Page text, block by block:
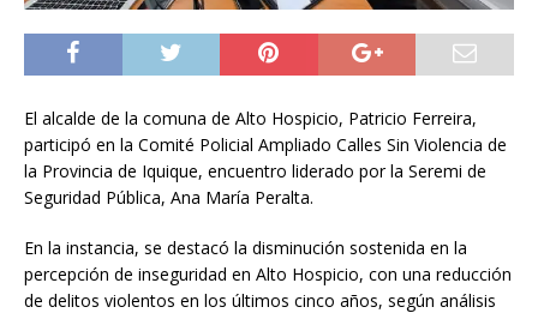
El alcalde de la comuna de Alto Hospicio, Patricio Ferreira,
participó en la Comité Policial Ampliado Calles Sin Violencia de
la Provincia de Iquique, encuentro liderado por la Seremi de
Seguridad Pública, Ana María Peralta.
En la instancia, se destacó la disminución sostenida en la
percepción de inseguridad en Alto Hospicio, con una reducción
de delitos violentos en los últimos cinco años, según análisis